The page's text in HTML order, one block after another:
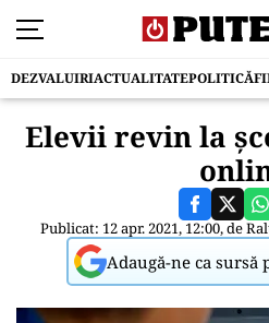
DEZVALUIRIACTUALITATEPOLITICĂ
Elevii revin la
Publicat: 12 apr. 2021, 12:00, de
Adaugă-ne ca sursă